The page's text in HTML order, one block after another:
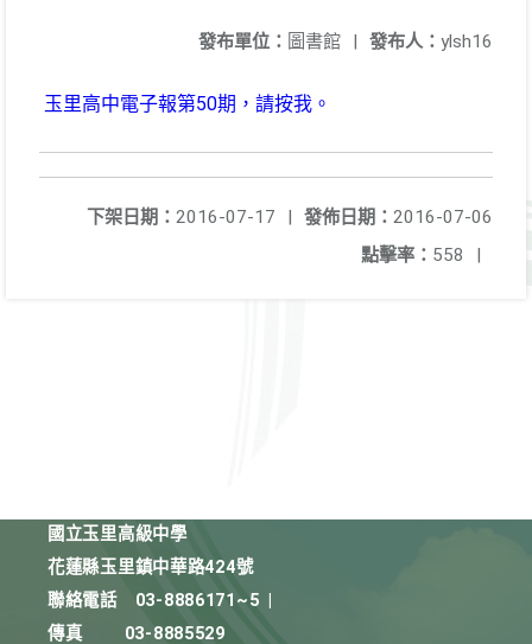
發布人： ylsh16
發布單位： 圖書館 |
玉里高中電子報第50期，請按我。
發佈日期： 2016-07-06
下架日期： 2016-07-17
|
點擊率： 558 |
國立玉里高級中學
花蓮縣玉里鎮中華路424號
聯絡電話
03-8886171~5
傳真
03-8885529